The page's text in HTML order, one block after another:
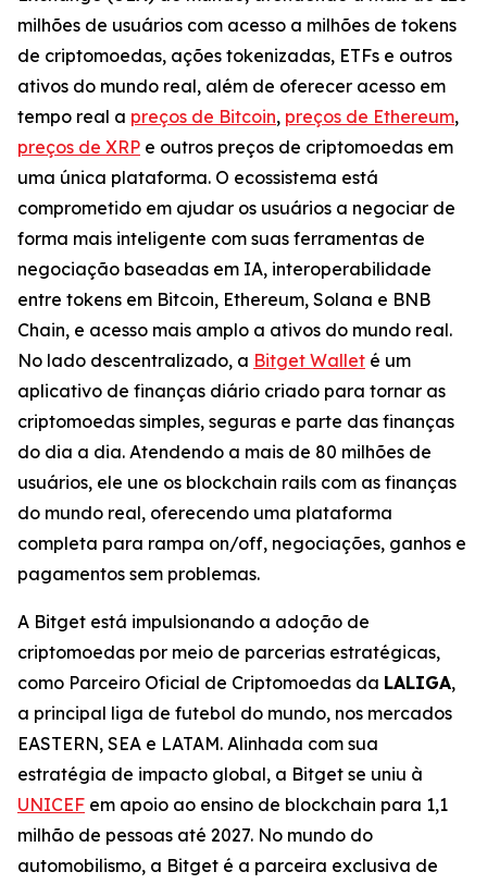
milhões de usuários com acesso a milhões de tokens
de criptomoedas, ações tokenizadas, ETFs e outros
ativos do mundo real, além de oferecer acesso em
tempo real a preços de Bitcoin, preços de Ethereum,
preços de XRP e outros preços de criptomoedas em
uma única plataforma. O ecossistema está
comprometido em ajudar os usuários a negociar de
forma mais inteligente com suas ferramentas de
negociação baseadas em IA, interoperabilidade
entre tokens em Bitcoin, Ethereum, Solana e BNB
Chain, e acesso mais amplo a ativos do mundo real.
No lado descentralizado, a Bitget Wallet é um
aplicativo de finanças diário criado para tornar as
criptomoedas simples, seguras e parte das finanças
do dia a dia. Atendendo a mais de 80 milhões de
usuários, ele une os blockchain rails com as finanças
do mundo real, oferecendo uma plataforma
completa para rampa on/off, negociações, ganhos e
pagamentos sem problemas.
A Bitget está impulsionando a adoção de
criptomoedas por meio de parcerias estratégicas,
como Parceiro Oficial de Criptomoedas da LALIGA,
a principal liga de futebol do mundo, nos mercados
EASTERN, SEA e LATAM. Alinhada com sua
estratégia de impacto global, a Bitget se uniu à
UNICEF em apoio ao ensino de blockchain para 1,1
milhão de pessoas até 2027. No mundo do
automobilismo, a Bitget é a parceira exclusiva de